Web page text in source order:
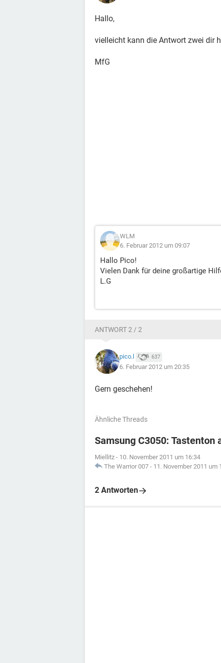
Hallo,
vielleicht kann die Antwort zwei dir
MfG
WLM
6. Februar 2012 um 09:07
Hallo Pico!
Vielen Dank für deine großartige
L.G
ANTWORT 2 / 2
pico.l 637
6. Februar 2012 um 20:35
Gern geschehen!
Ähnliche Threads
Samsung C3050: Tastenton
Miellitz - 10. November 2011 um 16:34
The Warrior 007 - 11. November 2011 um
2 Antworten